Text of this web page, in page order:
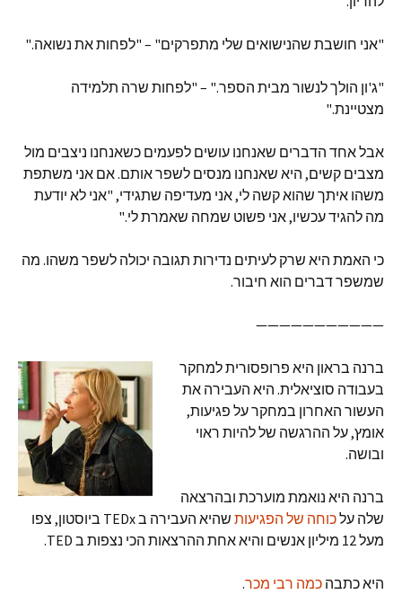
"אני חושבת שהנישואים שלי מתפרקים" – "לפחות את נשואה."
"ג'ון הולך לנשור מבית הספר." – "לפחות שרה תלמידה
מצטיינת."
אבל אחד הדברים שאנחנו עושים לפעמים כשאנחנו ניצבים מול
מצבים קשים, היא שאנחנו מנסים לשפר אותם. אם אני משתפת
משהו איתך שהוא קשה לי, אני מעדיפה שתגידי, "אני לא יודעת
מה להגיד עכשיו, אני פשוט שמחה שאמרת לי."
כי האמת היא שרק לעיתים נדירות תגובה יכולה לשפר משהו. מה
שמשפר דברים הוא חיבור.
———————————
ברנה בראון היא פרופסורית למחקר
בעבודה סוציאלית. היא העבירה את
העשור האחרון במחקר על פגיעות,
אומץ, על ההרגשה של להיות ראוי
ובושה.
ברנה היא נואמת מוערכת ובהרצאה
שלה עלכוחה של הפגיעות
שהיא העבירה ב TEDx ביוסטון, צפו
מעל 12 מיליון אנשים והיא אחת ההרצאות הכי נצפות ב TED.
היא כתבה כמה רבי מכר.